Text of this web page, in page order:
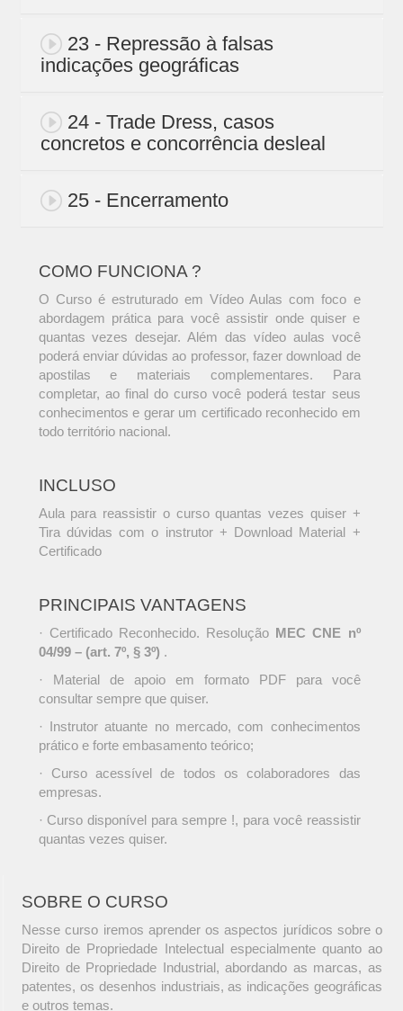
23 - Repressão à falsas
indicações geográficas
24 - Trade Dress, casos
concretos e concorrência desleal
25 - Encerramento
COMO FUNCIONA ?
O Curso é estruturado em Vídeo Aulas com foco e
abordagem prática para você assistir onde quiser e
quantas vezes desejar. Além das vídeo aulas você
poderá enviar dúvidas ao professor, fazer download de
apostilas e materiais complementares. Para
completar, ao final do curso você poderá testar seus
conhecimentos e gerar um certificado reconhecido em
todo território nacional.
INCLUSO
Aula para reassistir o curso quantas vezes quiser +
Tira dúvidas com o instrutor + Download Material +
Certificado
PRINCIPAIS VANTAGENS
· Certificado Reconhecido. Resolução MEC CNE nº
04/99 – (art. 7º, § 3º) .
· Material de apoio em formato PDF para você
consultar sempre que quiser.
· Instrutor atuante no mercado, com conhecimentos
prático e forte embasamento teórico;
· Curso acessível de todos os colaboradores das
empresas.
· Curso disponível para sempre !, para você reassistir
quantas vezes quiser.
SOBRE O CURSO
Nesse curso iremos aprender os aspectos jurídicos sobre o
Direito de Propriedade Intelectual especialmente quanto ao
Direito de Propriedade Industrial, abordando as marcas, as
patentes, os desenhos industriais, as indicações geográficas
e outros temas.